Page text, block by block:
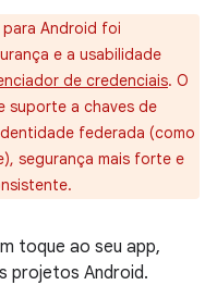
Android foi
e a usabilidade
de credenciais. O
suporte a chaves de
federada (como
segurança mais forte e
toque ao seu app,
projetos Android.